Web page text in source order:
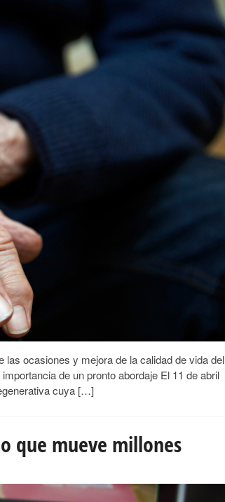
ocasiones y mejora de la calidad de vida del
de un pronto abordaje El 11 de abril
cuya […]
que mueve millones